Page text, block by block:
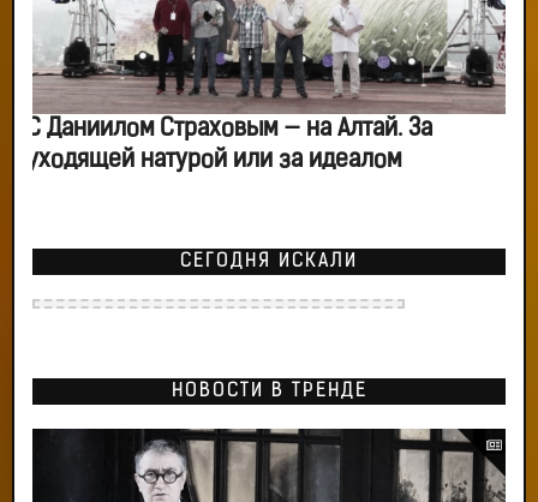
С Даниилом Страховым — на Алтай. За
уходящей натурой или за идеалом
СЕГОДНЯ ИСКАЛИ
НОВОСТИ В ТРЕНДЕ